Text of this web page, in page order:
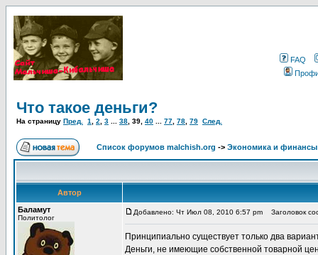
FAQ
Что такое деньги?
На страницу Пред. 1 2 3 38 39 40 77 78 79 След.
Список форумов malchish.org -> Экономика и финансы
Автор
Баламут
Политолог
Добавлено: Чт Июл 08, 2010 6:57 pm Заголовок
Принципиально существует только два
Деньги, не имеющие собственной товарной